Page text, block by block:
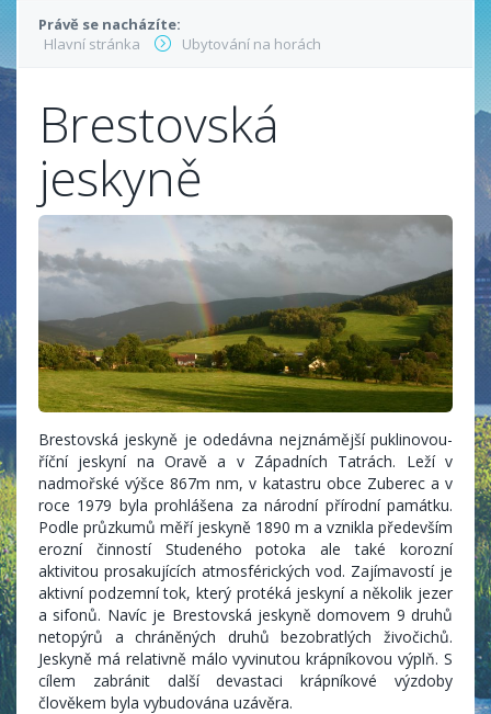
Právě se nacházíte:
Hlavní stránka
Ubytování na horách
Brestovská
jeskyně
Brestovská jeskyně je odedávna nejznámější puklinovou-
říční jeskyní na Oravě a v Západních Tatrách. Leží v
nadmořské výšce 867m nm, v katastru obce Zuberec a v
roce 1979 byla prohlášena za národní přírodní památku.
Podle průzkumů měří jeskyně 1890 m a vznikla především
erozní činností Studeného potoka ale také korozní
aktivitou prosakujících atmosférických vod. Zajímavostí je
aktivní podzemní tok, který protéká jeskyní a několik jezer
a sifonů. Navíc je Brestovská jeskyně domovem 9 druhů
netopýrů a chráněných druhů bezobratlých živočichů.
Jeskyně má relativně málo vyvinutou krápníkovou výplň. S
cílem zabránit další devastaci krápníkové výzdoby
člověkem byla vybudována uzávěra.